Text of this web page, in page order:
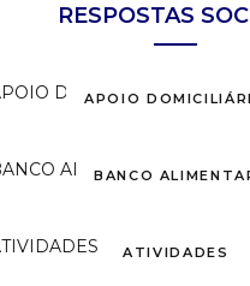
RESPOSTAS
APOIO
BANCO
ATIVIDADES